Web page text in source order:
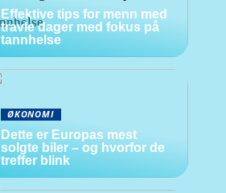
Effektive tips for menn med
travle dager med fokus på
tannhelse
ØKONOMI
Dette er Europas mest
solgte biler – og hvorfor de
treffer blink